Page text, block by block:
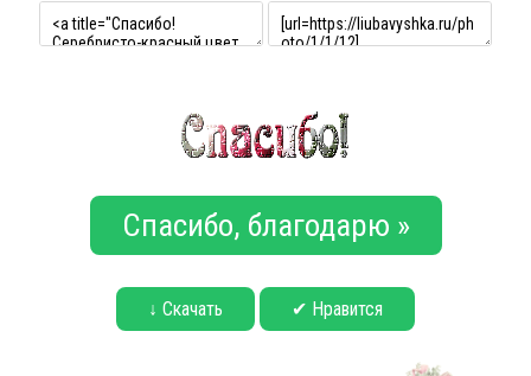
Спасибо, благодарю »
↓ Скачать ✔ Нравится